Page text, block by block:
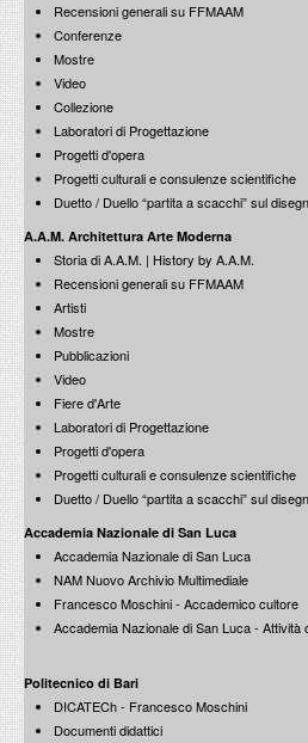
Recensioni generali su FFMAAM
Conferenze
Mostre
Video
Collezione
Laboratori di Progettazione
Progetti d'opera
Progetti culturali e consulenze scientifiche
Duetto / Duello “partita a scacchi” sul
A.A.M. Architettura Arte Moderna
Storia di A.A.M. | History by A.A.M.
Recensioni generali su FFMAAM
Artisti
Mostre
Pubblicazioni
Video
Fiere d'Arte
Laboratori di Progettazione
Progetti d'opera
Progetti culturali e consulenze scientifiche
Duetto / Duello “partita a scacchi” sul
Accademia Nazionale di San Luca
Accademia Nazionale di San Luca
NAM Nuovo Archivio Multimediale
Francesco Moschini - Accademico cultore
Accademia Nazionale di San Luca - Attività
Politecnico di Bari
DICATECh - Francesco Moschini
Documenti didattici